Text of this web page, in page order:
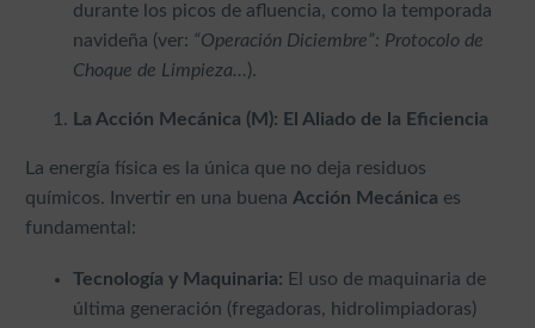
durante los picos de afluencia, como la temporada
navideña (ver: “Operación Diciembre”: Protocolo de
Choque de Limpieza…).
La Acción Mecánica (M): El Aliado de la Eficiencia
La energía física es la única que no deja residuos
químicos. Invertir en una buena Acción Mecánica es
fundamental:
Tecnología y Maquinaria: El uso de maquinaria de
última generación (fregadoras, hidrolimpiadoras)